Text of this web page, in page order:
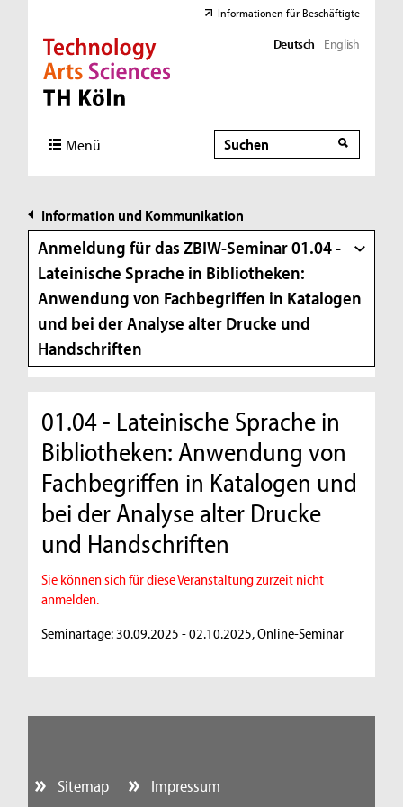
Direkt zur Hauptnavigation
Direkt zur Subnavigation
Direkt zum Inhalt
Direkt zum Fußbereich
Informationen für Beschäftigte
Deutsch English
Menü Suche
Suche
Information und Kommunikation
Anmeldung für das ZBIW-Seminar 01.04 -
Lateinische Sprache in Bibliotheken:
Anwendung von Fachbegriffen in Katalogen
und bei der Analyse alter Drucke und
Handschriften
01.04 - Lateinische Sprache in
Bibliotheken: Anwendung von
Fachbegriffen in Katalogen und
bei der Analyse alter Drucke
und Handschriften
Sie können sich für diese Veranstaltung zurzeit nicht
anmelden.
Seminartage: 30.09.2025 - 02.10.2025, Online-Seminar
Sitemap Impressum